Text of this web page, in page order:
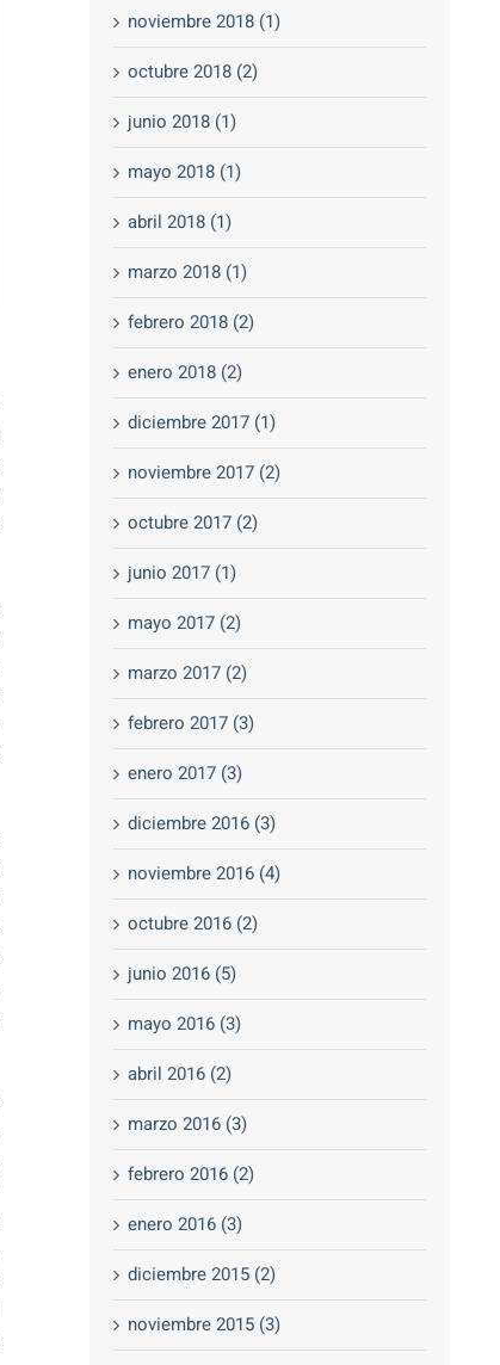
noviembre 2018 (1)
octubre 2018 (2)
junio 2018 (1)
mayo 2018 (1)
abril 2018 (1)
marzo 2018 (1)
febrero 2018 (2)
enero 2018 (2)
diciembre 2017 (1)
noviembre 2017 (2)
octubre 2017 (2)
junio 2017 (1)
mayo 2017 (2)
marzo 2017 (2)
febrero 2017 (3)
enero 2017 (3)
diciembre 2016 (3)
noviembre 2016 (4)
octubre 2016 (2)
junio 2016 (5)
mayo 2016 (3)
abril 2016 (2)
marzo 2016 (3)
febrero 2016 (2)
enero 2016 (3)
diciembre 2015 (2)
noviembre 2015 (3)